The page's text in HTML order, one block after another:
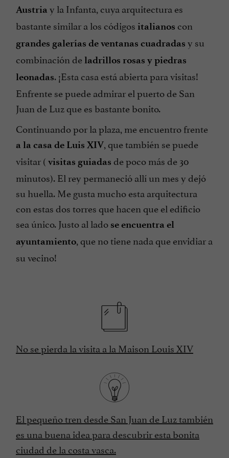
Austria y la Infanta, cuya arquitectura es
bastante similar a los códigos italianos con
grandes galerías de ventanas cuadradas y su
combinación deladrillos rosas y piedras
leonadas. ¡Esta casa está abierta para visitas!
Enfrente se puede admirar el puerto de San
Juan de Luz que es bastante bonito.
Continuando por la plaza, me encuentro frente
a la casa de Luis XIV, que también se puede
visitar ( visitas guiadas de poco más de 30
minutos). El rey permaneció allí un mes y dejó
su huella. Me gusta mucho esta arquitectura
con estas dos torres que hacen que el edificio
sea único. Justo al lado se encuentra el
ayuntamiento, que no tiene nada que envidiar a
su vecino!
No se pierda la visita a la Maison Louis XIV
El pequeño tren desde San Juan de Luz también
es una buena idea para descubrir esta bonita
ciudad de la costa vasca.